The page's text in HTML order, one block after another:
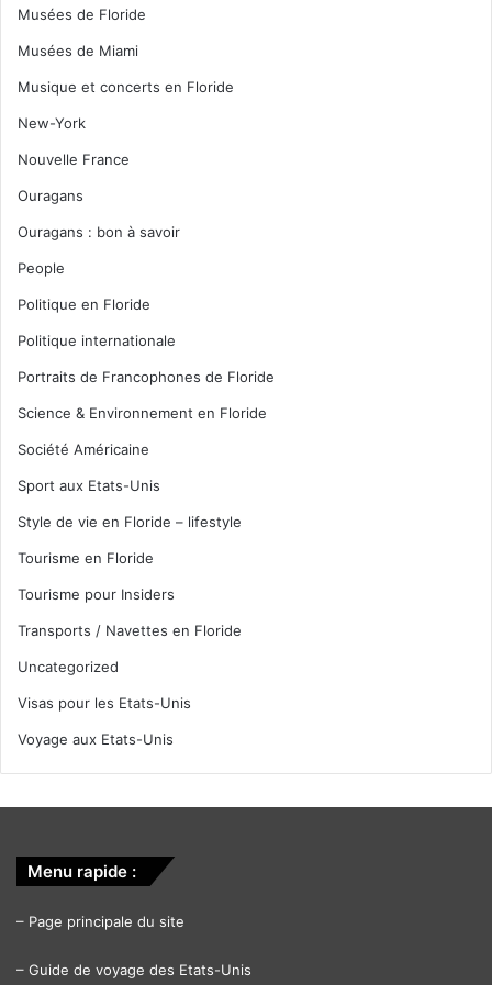
Musées de Floride
Musées de Miami
Musique et concerts en Floride
New-York
Nouvelle France
Ouragans
Ouragans : bon à savoir
People
Politique en Floride
Politique internationale
Portraits de Francophones de Floride
Science & Environnement en Floride
Société Américaine
Sport aux Etats-Unis
Style de vie en Floride – lifestyle
Tourisme en Floride
Tourisme pour Insiders
Transports / Navettes en Floride
Uncategorized
Visas pour les Etats-Unis
Voyage aux Etats-Unis
Menu rapide :
– Page principale du site
– Guide de voyage des Etats-Unis